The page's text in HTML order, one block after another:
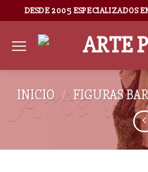
DESDE 2005 ESPECIALIZADOS
INICIO / FIGURAS